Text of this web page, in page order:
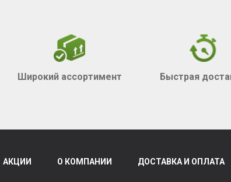
Широкий ассортимент Быстрая
АКЦИИ О КОМПАНИИ ДОСТАВКА И ОПЛАТА